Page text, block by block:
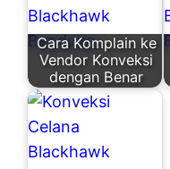
Cara Komplain ke
Vendor Konveksi
dengan Benar